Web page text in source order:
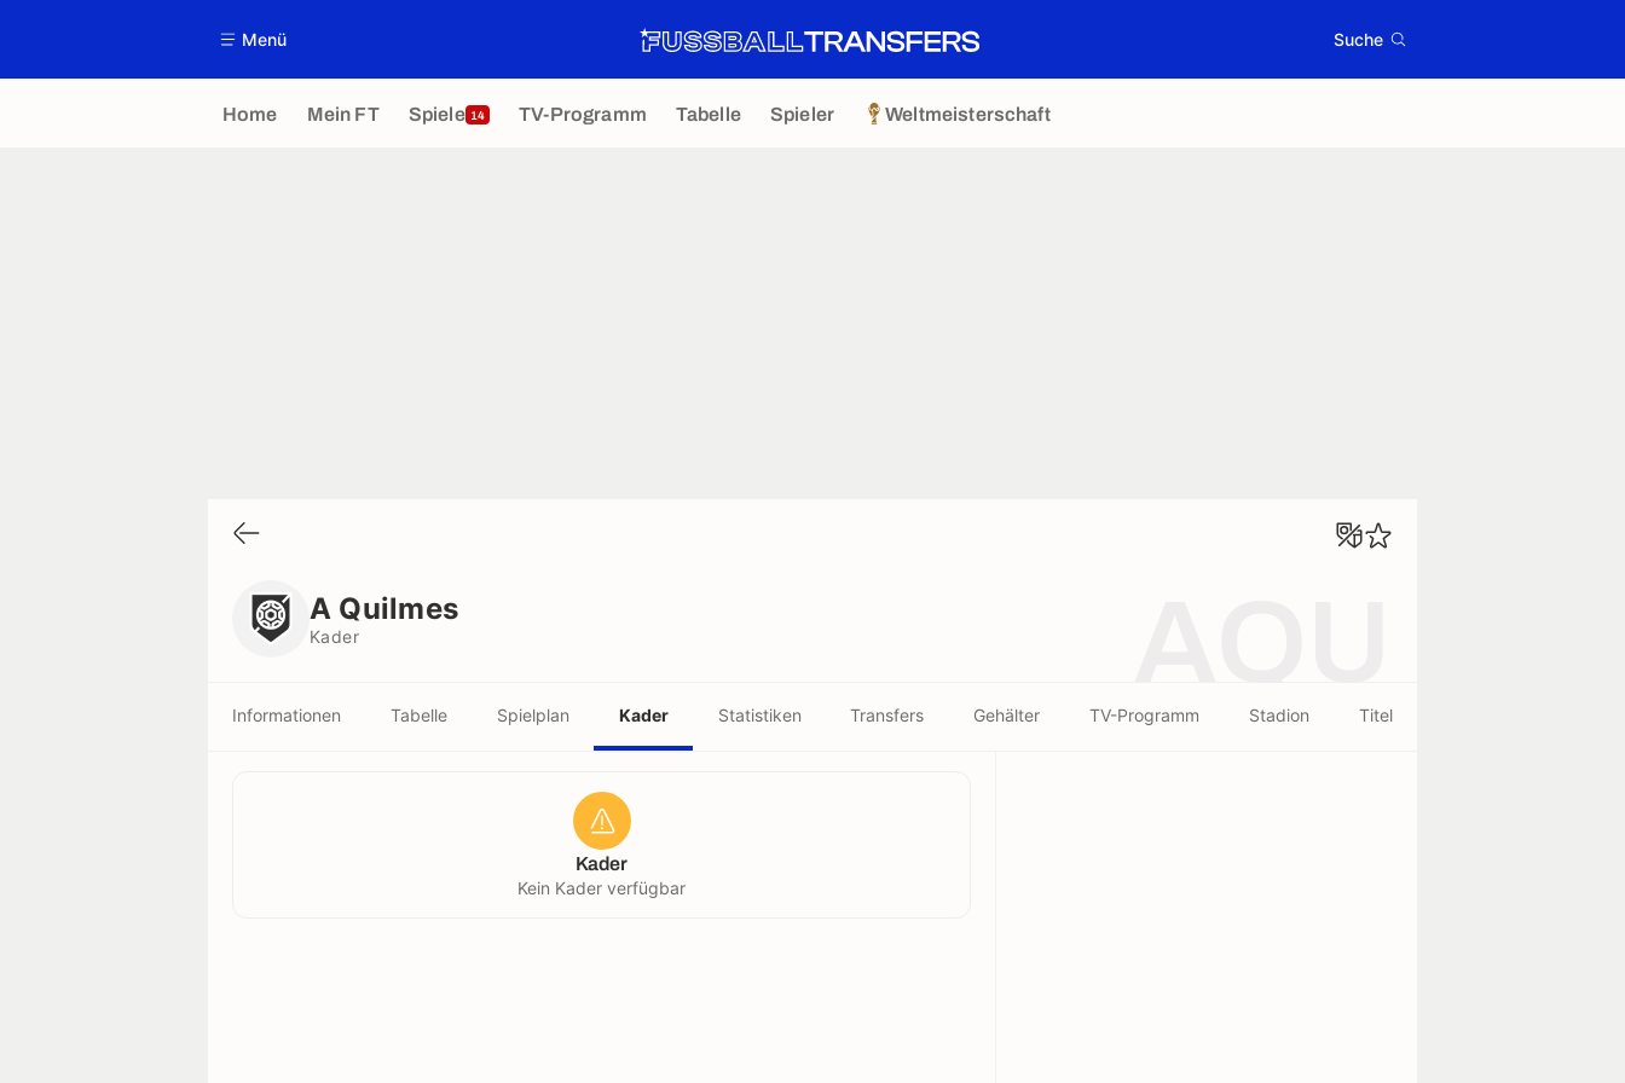
Menü Suche
Home Mein FT Spiele 14 TV-Programm Tabelle Spieler Weltmeisterschaft
A Quilmes
Kader
Informationen Tabelle Spielplan Kader Statistiken Transfers Gehälter TV-Programm Stadion Titel
Kader
Kein Kader verfügbar